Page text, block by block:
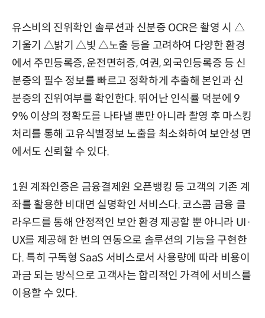
유스비의 진위확인 솔루션과 신분증 OCR은 촬영 시 △
기울기 △밝기 △빛 △노출 등을 고려하여 다양한 환경
에서 주민등록증, 운전면허증, 여권, 외국인등록증 등 신
분증의 필수 정보를 빠르고 정확하게 추출해 본인과 신
분증의 진위여부를 확인한다. 뛰어난 인식률 덕분에 9
9% 이상의 정확도를 나타낼 뿐만 아니라 촬영 후 마스킹
처리를 통해 고유식별정보 노출을 최소화하여 보안성 면
에서도 신뢰할 수 있다.
1원 계좌인증은 금융결제원 오픈뱅킹 등 고객의 기존 계
좌를 활용한 비대면 실명확인 서비스다. 코스콤 금융 클
라우드를 통해 안정적인 보안 환경 제공할 뿐 아니라 UI·
UX를 제공해 한 번의 연동으로 솔루션의 기능을 구현한
다. 특히 구독형 SaaS 서비스로서 사용량에 따라 비용이
과금 되는 방식으로 고객사는 합리적인 가격에 서비스를
이용할 수 있다.